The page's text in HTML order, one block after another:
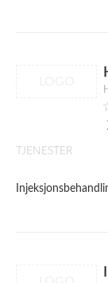
TJENESTER